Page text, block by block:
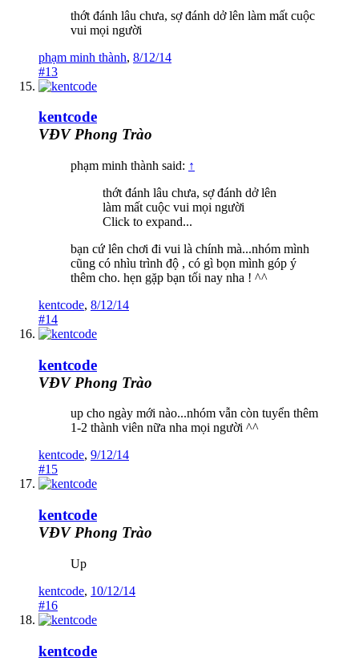
thớt đánh lâu chưa, sợ đánh dở lên làm mất cuộc
vui mọi người
phạm minh thành, 8/12/14
#13
kentcode
VĐV Phong Trào
phạm minh thành said: ↑
thớt đánh lâu chưa, sợ đánh dở lên
làm mất cuộc vui mọi người
Click to expand...
bạn cứ lên chơi đi vui là chính mà...nhóm mình
cũng có nhìu trình độ , có gì bọn mình góp ý
thêm cho. hẹn gặp bạn tối nay nha ! ^^
kentcode, 8/12/14
#14
kentcode
VĐV Phong Trào
up cho ngày mới nào...nhóm vẫn còn tuyển thêm
1-2 thành viên nữa nha mọi người ^^
kentcode, 9/12/14
#15
kentcode
VĐV Phong Trào
Up
kentcode, 10/12/14
#16
kentcode